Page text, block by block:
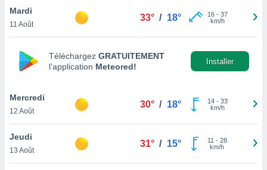
le
ainsi
un
la
du
Mardi
11 Août
33° / 18° 16- 37
km/h
Téléchargez GRATUITEMENT
l’application Meteored!
Installer
Mercredi
12 Août
30° / 18° 14- 33
km/h
Jeudi
13 Août
31° / 15° 11 - 28
km/h